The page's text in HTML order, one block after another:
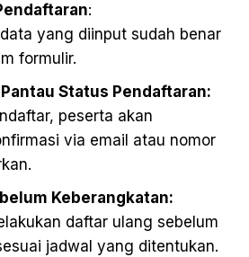
:
yang diinput sudah benar
formulir.
Status Pendaftaran:
peserta akan
via email atau nomor
Keberangkatan:
daftar ulang sebelum
jadwal yang ditentukan.